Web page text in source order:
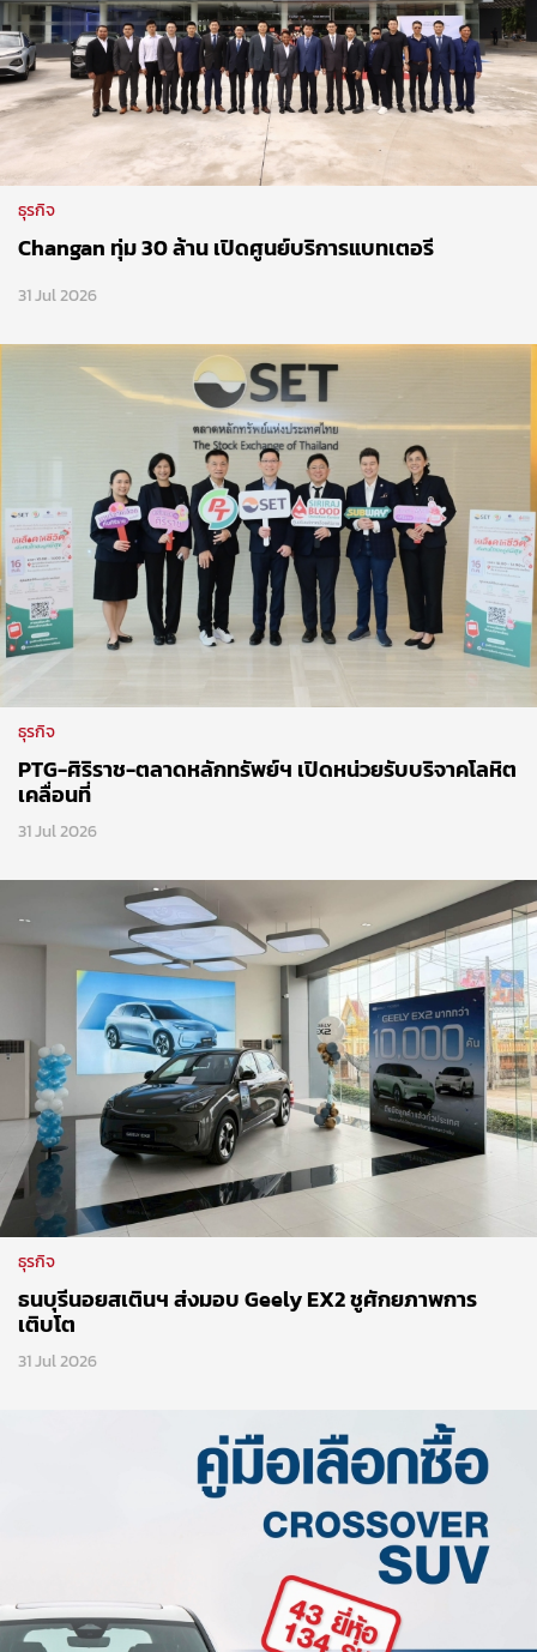
ธุรกิจ
Changan ทุ่ม 30 ล้าน เปิดศูนย์บริการแบทเตอรี
31 Jul 2026
ธุรกิจ
PTG-ศิริราช-ตลาดหลักทรัพย์ฯ เปิดหน่วยรับบริจาคโลหิต
เคลื่อนที่
31 Jul 2026
ธุรกิจ
ธนบุรีนอยสเตินฯ ส่งมอบ Geely EX2 ชูศักยภาพการ
เติบโต
31 Jul 2026